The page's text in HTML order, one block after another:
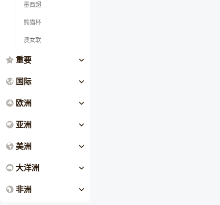
墨西超
熊猫杯
澳女联
重要
国际
欧洲
亚洲
美洲
大洋洲
非洲